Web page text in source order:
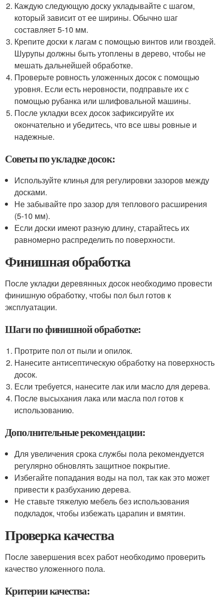
Каждую следующую доску укладывайте с шагом,
который зависит от ее ширины. Обычно шаг
составляет 5-10 мм.
Крепите доски к лагам с помощью винтов или гвоздей.
Шурупы должны быть утоплены в дерево, чтобы не
мешать дальнейшей обработке.
Проверьте ровность уложенных досок с помощью
уровня. Если есть неровности, подправьте их с
помощью рубанка или шлифовальной машины.
После укладки всех досок зафиксируйте их
окончательно и убедитесь, что все швы ровные и
надежные.
Советы по укладке досок:
Используйте клинья для регулировки зазоров между
досками.
Не забывайте про зазор для теплового расширения
(5-10 мм).
Если доски имеют разную длину, старайтесь их
равномерно распределить по поверхности.
Финишная обработка
После укладки деревянных досок необходимо провести
финишную обработку, чтобы пол был готов к
эксплуатации.
Шаги по финишной обработке:
Протрите пол от пыли и опилок.
Нанесите антисептическую обработку на поверхность
досок.
Если требуется, нанесите лак или масло для дерева.
После высыхания лака или масла пол готов к
использованию.
Дополнительные рекомендации:
Для увеличения срока службы пола рекомендуется
регулярно обновлять защитное покрытие.
Избегайте попадания воды на пол, так как это может
привести к разбуханию дерева.
Не ставьте тяжелую мебель без использования
подкладок, чтобы избежать царапин и вмятин.
Проверка качества
После завершения всех работ необходимо проверить
качество уложенного пола.
Критерии качества: